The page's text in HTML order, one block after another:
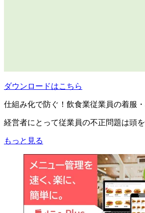
ダウンロードはこちら
仕組み化で防ぐ！飲食業従業員の着服
経営者にとって従業員の不正問題は頭
もっと見る